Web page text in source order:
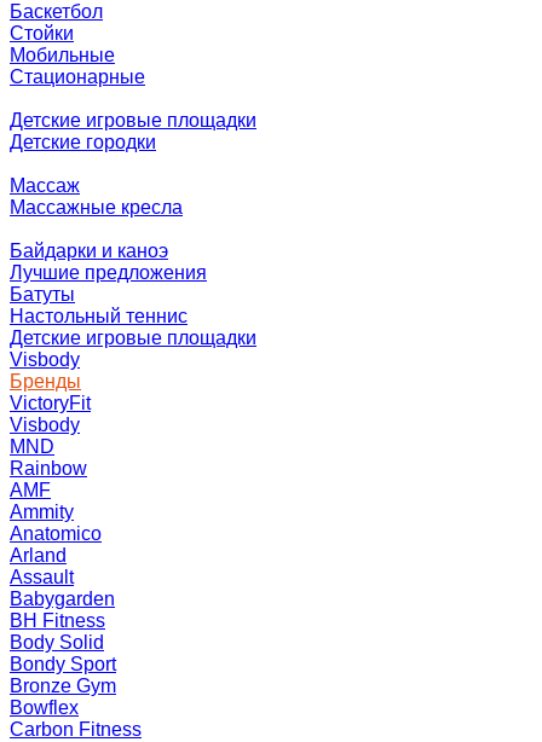
Баскетбол
Стойки
Мобильные
Стационарные
Детские игровые площадки
Детские городки
Массаж
Массажные кресла
Байдарки и каноэ
Лучшие предложения
Батуты
Настольный теннис
Детские игровые площадки
Visbody
Бренды
VictoryFit
Visbody
MND
Rainbow
AMF
Ammity
Anatomico
Arland
Assault
Babygarden
BH Fitness
Body Solid
Bondy Sport
Bronze Gym
Bowflex
Carbon Fitness